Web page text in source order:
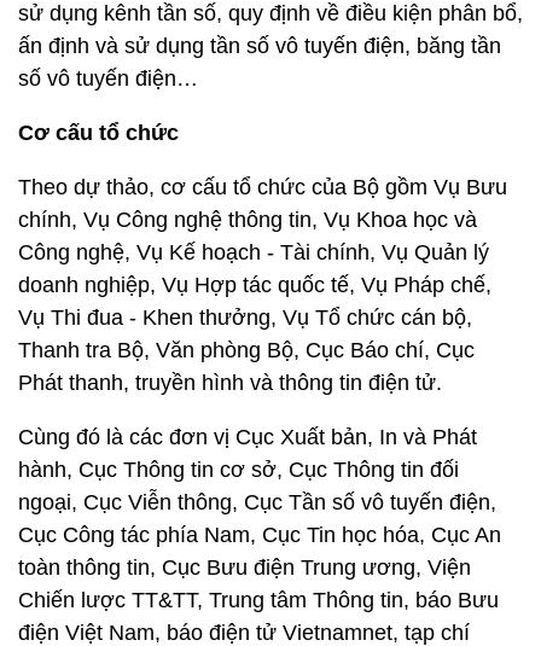
sử dụng kênh tần số, quy định về điều kiện phân bổ,
ấn định và sử dụng tần số vô tuyến điện, băng tần
số vô tuyến điện…
Cơ cấu tổ chức
Theo dự thảo, cơ cấu tổ chức của Bộ gồm Vụ Bưu
chính, Vụ Công nghệ thông tin, Vụ Khoa học và
Công nghệ, Vụ Kế hoạch - Tài chính, Vụ Quản lý
doanh nghiệp, Vụ Hợp tác quốc tế, Vụ Pháp chế,
Vụ Thi đua - Khen thưởng, Vụ Tổ chức cán bộ,
Thanh tra Bộ, Văn phòng Bộ, Cục Báo chí, Cục
Phát thanh, truyền hình và thông tin điện tử.
Cùng đó là các đơn vị Cục Xuất bản, In và Phát
hành, Cục Thông tin cơ sở, Cục Thông tin đối
ngoại, Cục Viễn thông, Cục Tần số vô tuyến điện,
Cục Công tác phía Nam, Cục Tin học hóa, Cục An
toàn thông tin, Cục Bưu điện Trung ương, Viện
Chiến lược TT&TT, Trung tâm Thông tin, báo Bưu
điện Việt Nam, báo điện tử Vietnamnet, tạp chí